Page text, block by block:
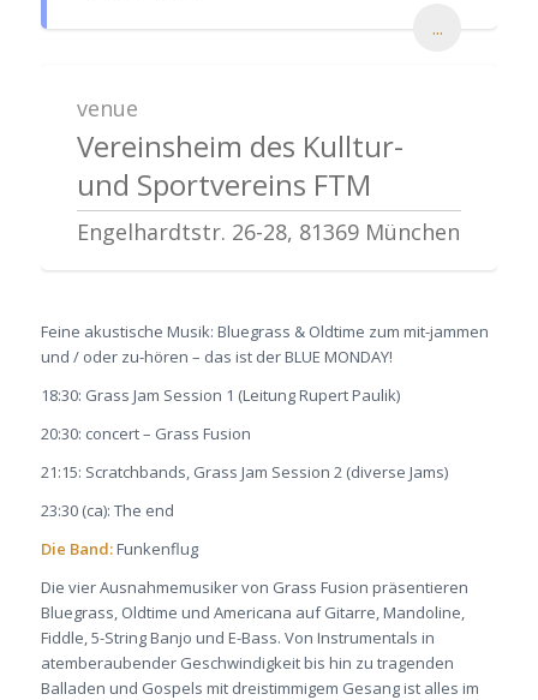
...
venue
Vereinsheim des Kulltur-
und Sportvereins FTM
Engelhardtstr. 26-28, 81369 München
Feine akustische Musik: Bluegrass & Oldtime zum mit-jammen
und / oder zu-hören – das ist der BLUE MONDAY!
18:30: Grass Jam Session 1 (Leitung Rupert Paulik)
20:30: concert – Grass Fusion
21:15: Scratchbands, Grass Jam Session 2 (diverse Jams)
23:30 (ca): The end
Die Band:Funkenflug
Die vier Ausnahmemusiker von Grass Fusion präsentieren
Bluegrass, Oldtime und Americana auf Gitarre, Mandoline,
Fiddle, 5-String Banjo und E-Bass. Von Instrumentals in
atemberaubender Geschwindigkeit bis hin zu tragenden
Balladen und Gospels mit dreistimmigem Gesang ist alles im